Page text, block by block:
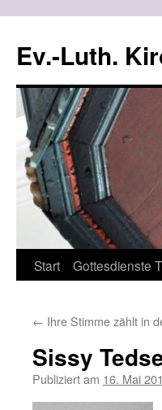
Ev.-Luth.
Zum
springen
Start Gottesdienste
← Ihre Stimme zählt in
Sissy
Publiziert am 16. Mai